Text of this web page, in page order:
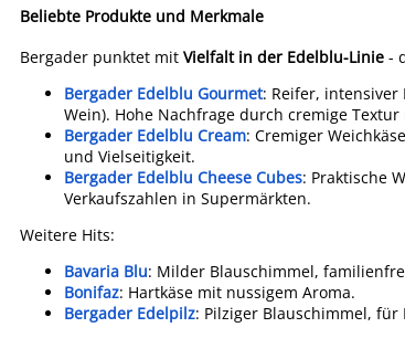
Beliebte Produkte und Merkmale
Bergader punktet mit Vielfalt in der Edelblu-Linie -
Bergader Edelblu Gourmet: Reifer, intensiver
Wein). Hohe Nachfrage durch cremige
Bergader Edelblu Cream: Cremiger
und Vielseitigkeit.
Bergader Edelblu Cheese Cubes: Praktische
Verkaufszahlen in Supermärkten.
Weitere Hits:
Bavaria Blu: Milder Blauschimmel,
Bonifaz: Hartkäse mit nussigem Aroma.
Bergader Edelpilz: Pilziger Blauschimmel, für